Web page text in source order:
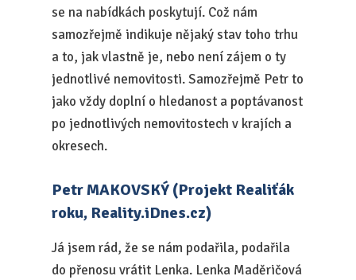
se na nabídkách poskytují. Což nám
samozřejmě indikuje nějaký stav toho trhu
a to, jak vlastně je, nebo není zájem o ty
jednotlivé nemovitosti. Samozřejmě Petr to
jako vždy doplní o hledanost a poptávanost
po jednotlivých nemovitostech v krajích a
okresech.
Petr MAKOVSKÝ (Projekt Realiťák
roku, Reality.iDnes.cz)
Já jsem rád, že se nám podařila, podařila
do přenosu vrátit Lenka. Lenka Maděričová